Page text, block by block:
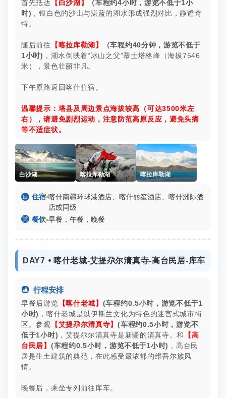
首先抵达 【白沙湖】 （车程约4小时，游览不低于1小
时) ，银白色的沙山与湛蓝的湖水形成强烈对比，静谧奇
特。
随后前往 【喀拉库勒湖】 （车程约40分钟，游览不低于
1小时) ，湖水倒映着“冰山之父”慕士塔格峰（海拔7546
米），景色壮丽非凡。
下午原路返回喀什住宿。
温馨提示：塔县及周边景点海拔较高（可达3500米左
右），请避免剧烈运动，注意防范高原反应，避免头痛
等不适症状。
白沙湖 喀拉库勒湖 喀拉库勒湖
 住宿▪喀什南疆环球港酒店、喀什丽笙酒店、喀什洲际酒
店或同级
 餐饮▪早餐，午餐，晚餐
DAY7 ⦁ 喀什老城-艾提尕尔清真寺-高台民居-库车
 行程安排
早餐后游览 【喀什老城】 (车程约0.5小时，游览不低于1
小时) ，喀什老城是以伊斯兰文化为特色的迷宫式城市街
区。参观
【艾提尕尔清真寺】(车程约0.5小时，游览不
低于1小时) ，艾提尕尔清真寺是新疆的清真寺。和
【高
台民居】 (车程约0.5小时，游览不低于1小时) ，高台民
居是生土建筑的典范，在此感受最浓郁的维吾尔族风
情。
晚餐后，乘坐专列前往库车。